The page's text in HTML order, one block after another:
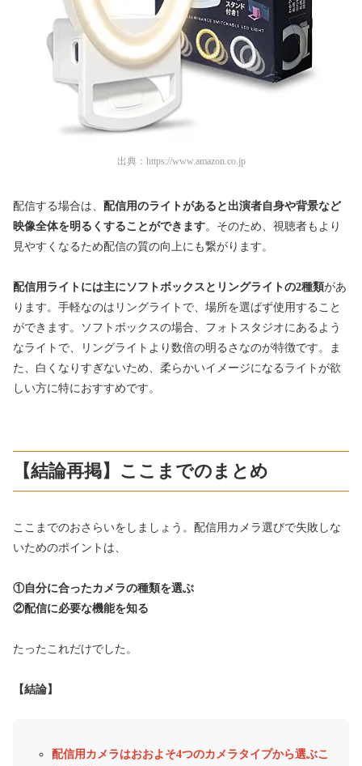
出典： https://www.amazon.co.jp
配信する場合は、 配信用のライトがあると出演者自身や背景など
映像全体を明るくすることができます。そのため、視聴者もより
見やすくなるため配信の質の向上にも繋がります。
配信用ライトには主にソフトボックスとリングライトの2種類があ
ります。手軽なのはリングライトで、場所を選ばず使用すること
ができます。ソフトボックスの場合、フォトスタジオにあるよう
なライトで、リングライトより数倍の明るさなのが特徴です。ま
た、白くなりすぎないため、柔らかいイメージになるライトが欲
しい方に特におすすめです。
【結論再掲】ここまでのまとめ
ここまでのおさらいをしましょう。配信用カメラ選びで失敗しな
いためのポイントは、
①自分に合ったカメラの種類を選ぶ
②配信に必要な機能を知る
たったこれだけでした。
【結論】
配信用カメラはおおよそ4つのカメラタイプから選ぶこ